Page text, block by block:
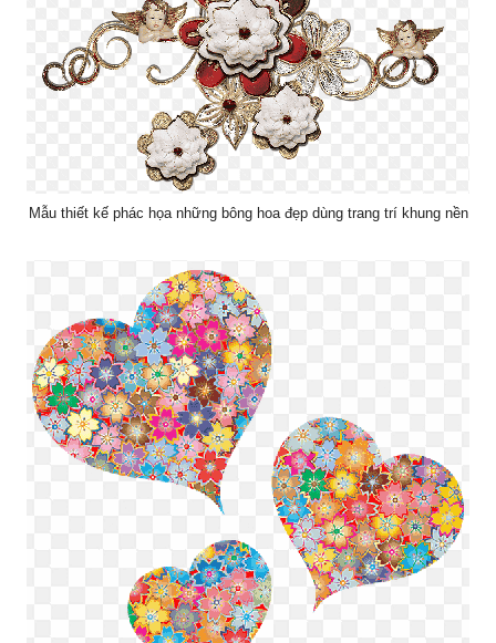
Mẫu thiết kế phác họa những bông hoa đẹp dùng trang trí khung nền